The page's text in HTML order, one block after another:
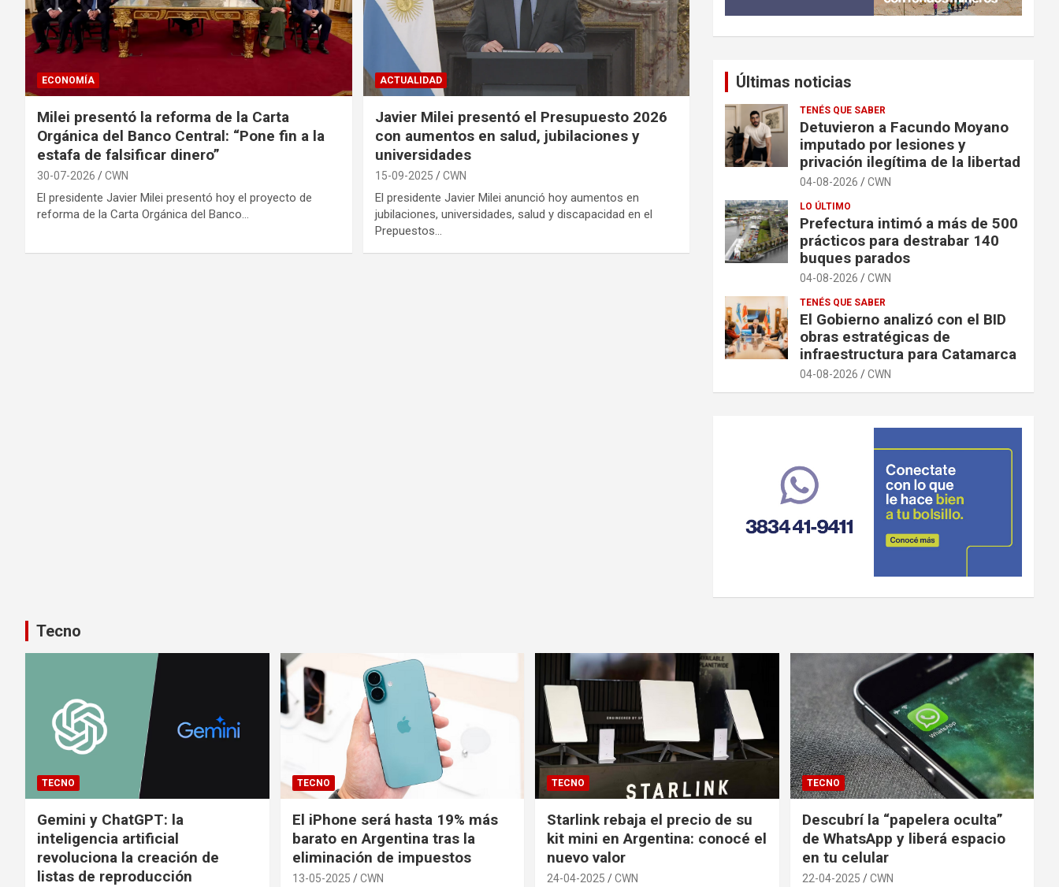
ECONOMÍA
Milei presentó la reforma de la Carta
Orgánica del Banco Central: “Pone fin a la
estafa de falsificar dinero”
30-07-2026 CWN
El presidente Javier Milei presentó hoy el proyecto de
reforma de la Carta Orgánica del Banco…
ACTUALIDAD
Javier Milei presentó el Presupuesto 2026
con aumentos en salud, jubilaciones y
universidades
15-09-2025 CWN
El presidente Javier Milei anunció hoy aumentos en
jubilaciones, universidades, salud y discapacidad en el
Prepuestos…
Últimas noticias
TENÉS QUE SABER
Detuvieron a Facundo Moyano
imputado por lesiones y
privación ilegítima de la libertad
04-08-2026 CWN
LO ÚLTIMO
Prefectura intimó a más de 500
prácticos para destrabar 140
buques parados
04-08-2026 CWN
TENÉS QUE SABER
El Gobierno analizó con el BID
obras estratégicas de
infraestructura para Catamarca
04-08-2026 CWN
Tecno
TECNO
Gemini y ChatGPT: la
inteligencia artificial
revoluciona la creación de
listas de reproducción
TECNO
El iPhone será hasta 19% más
barato en Argentina tras la
eliminación de impuestos
13-05-2025 CWN
TECNO
Starlink rebaja el precio de su
kit mini en Argentina: conocé el
nuevo valor
24-04-2025 CWN
TECNO
Descubrí la “papelera oculta”
de WhatsApp y liberá espacio
en tu celular
22-04-2025 CWN